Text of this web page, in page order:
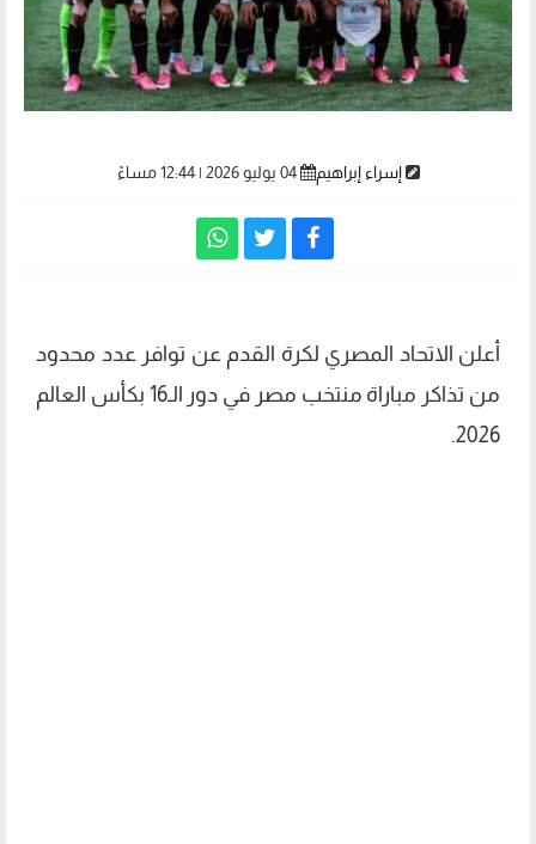
إسراء إبراهيم 04 يوليو 2026 | 12:44 مساءً
أعلن الاتحاد المصري لكرة القدم عن توافر عدد محدود
من تذاكر مباراة منتخب مصر في دور الـ16 بكأس العالم
2026.